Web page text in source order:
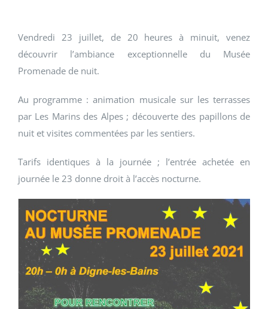
Vendredi 23 juillet, de 20 heures à minuit, venez
découvrir l’ambiance exceptionnelle du Musée
Promenade de nuit.
Au programme : animation musicale sur les terrasses
par Les Marins des Alpes ; découverte des papillons de
nuit et visites commentées par les sentiers.
Tarifs identiques à la journée ; l’entrée achetée en
journée le 23 donne droit à l’accès nocturne.